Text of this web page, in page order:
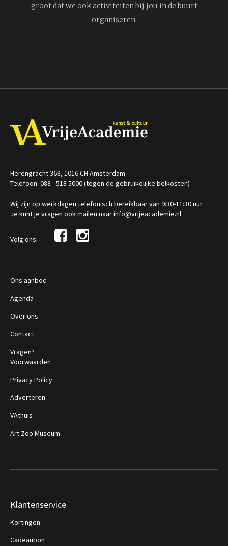
groot dat we ook activiteiten bij jou in de buurt
organiseren.
Herengracht 368, 1016 CH Amsterdam
Telefoon: 088 - 518 5000 (tegen de gebruikelijke belkosten)
Wij zijn op werkdagen telefonisch bereikbaar van 9:30-11:30 uur
Je kunt je vragen ook mailen naar info@vrijeacademie.nl
Volg ons:
Ons aanbod
Agenda
Over ons
Contact
Vragen?
Voorwaarden
Privacy Policy
Adverteren
VAthuis
Art Zoo Museum
Klantenservice
Kortingen
Cadeaubon